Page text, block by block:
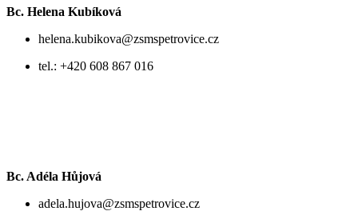
Bc. Helena Kubíková
helena.kubikova@zsmspetrovice.cz
tel.: +420 608 867 016
Bc. Adéla Hůjová
adela.hujova@zsmspetrovice.cz